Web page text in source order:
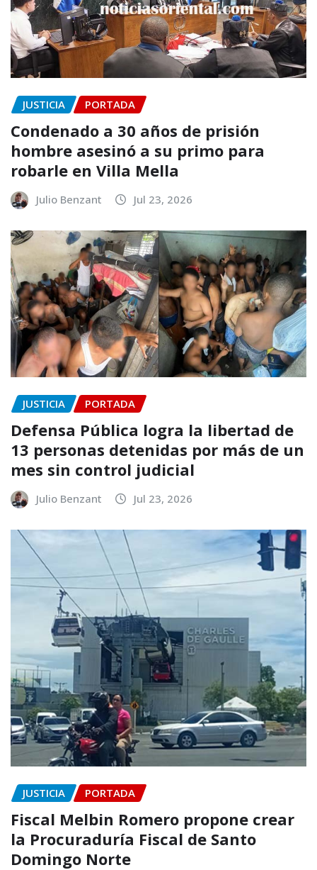
JUSTICIA PORTADA
Condenado a 30 años de prisión
hombre asesinó a su primo para
robarle en Villa Mella
Julio Benzant Jul 23, 2026
JUSTICIA PORTADA
Defensa Pública logra la libertad de
13 personas detenidas por más de un
mes sin control judicial
Julio Benzant Jul 23, 2026
JUSTICIA PORTADA
Fiscal Melbin Romero propone crear
la Procuraduría Fiscal de Santo
Domingo Norte